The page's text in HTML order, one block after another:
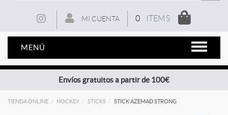
0 ITEMS
MI CUENTA
MENÚ
Envíos gratuitos a partir de 100€
TIENDA ONLINE HOCKEY STICKS STICK AZEMAD STRONG